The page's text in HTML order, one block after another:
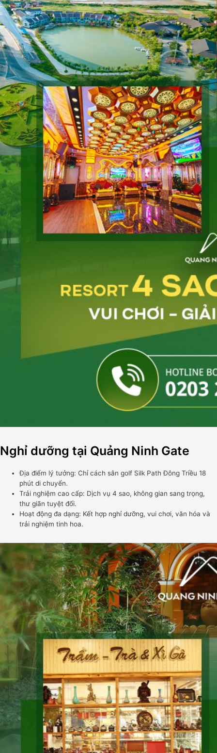
Nghỉ dưỡng tại Quảng Ninh Gate
Địa điểm lý tưởng: Chỉ cách sân golf Silk Path Đông Triều 18
phút di chuyển.
Trải nghiệm cao cấp: Dịch vụ 4 sao, không gian sang trọng,
thư giãn tuyệt đối.
Hoạt động đa dạng: Kết hợp nghỉ dưỡng, vui chơi, văn hóa và
trải nghiệm tinh hoa.